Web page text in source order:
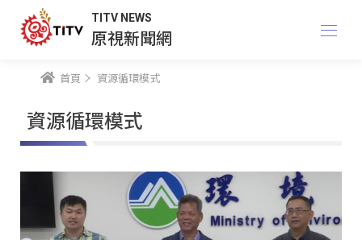
TITV NEWS
原視新聞網
首頁 資源循環模式
資源循環模式